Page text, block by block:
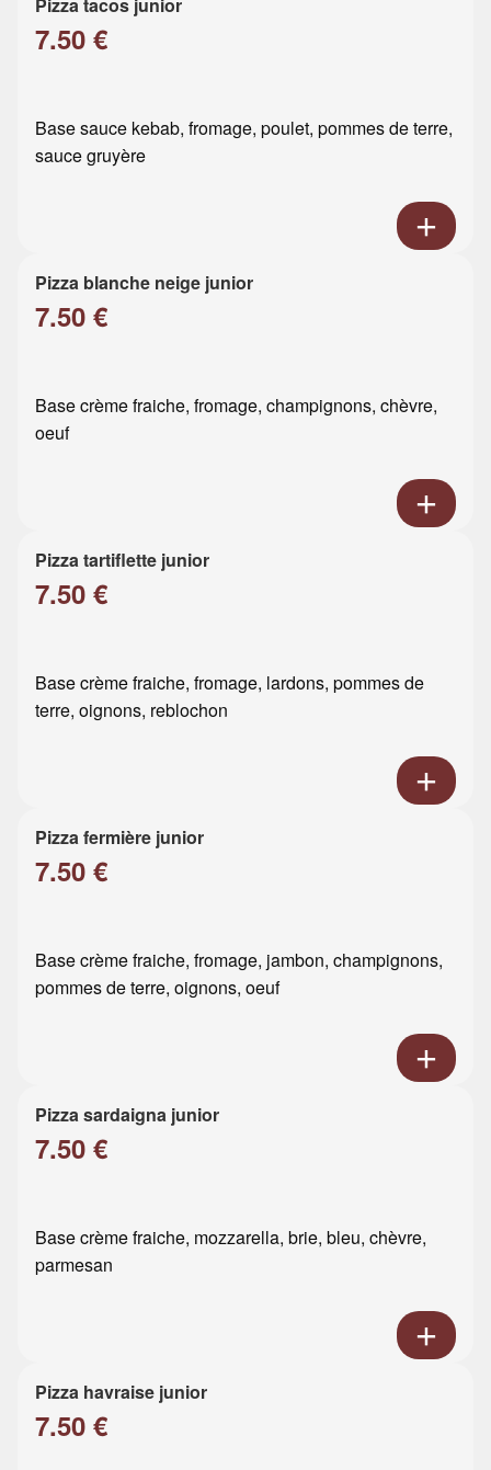
7.50 €
Base sauce kebab, fromage, poulet, pommes de terre,
sauce gruyère
Pizza blanche neige junior
7.50 €
Base crème fraiche, fromage, champignons, chèvre,
oeuf
Pizza tartiflette junior
7.50 €
Base crème fraiche, fromage, lardons, pommes de
terre, oignons, reblochon
Pizza fermière junior
7.50 €
Base crème fraiche, fromage, jambon, champignons,
pommes de terre, oignons, oeuf
Pizza sardaigna junior
7.50 €
Base crème fraiche, mozzarella, brie, bleu, chèvre,
parmesan
Pizza havraise junior
7.50 €